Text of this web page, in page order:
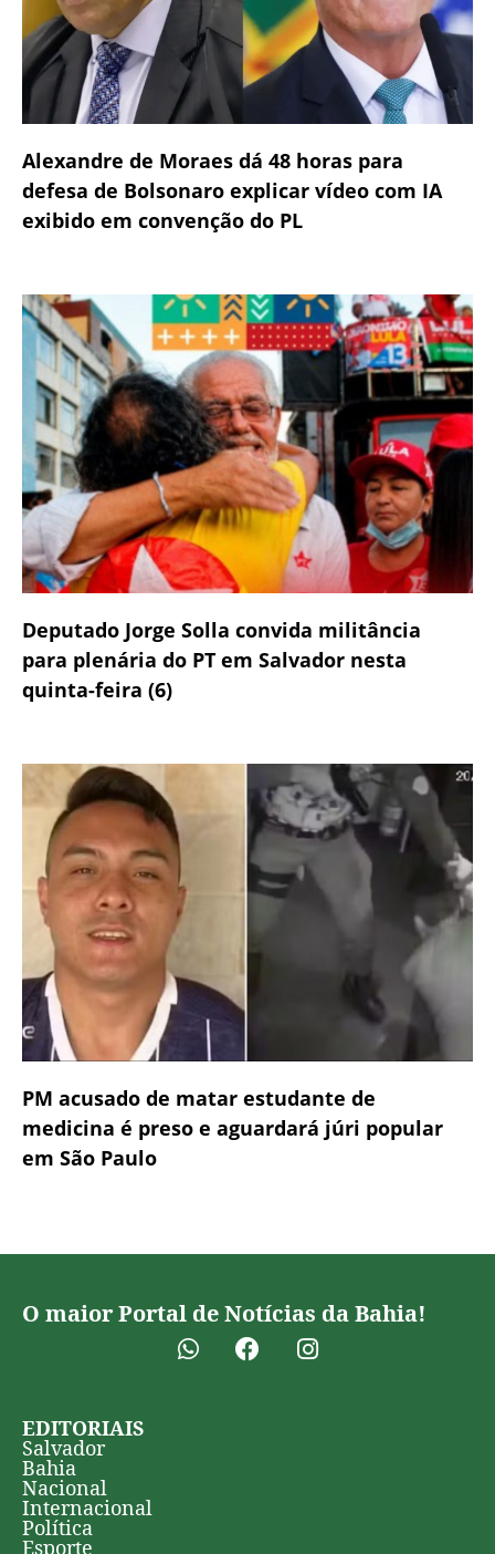
Alexandre de Moraes dá 48 horas para
defesa de Bolsonaro explicar vídeo com IA
exibido em convenção do PL
Deputado Jorge Solla convida militância
para plenária do PT em Salvador nesta
quinta-feira (6)
PM acusado de matar estudante de
medicina é preso e aguardará júri popular
em São Paulo
O maior Portal de Notícias da Bahia!
EDITORIAIS
Salvador
Bahia
Nacional
Internacional
Política
Esporte